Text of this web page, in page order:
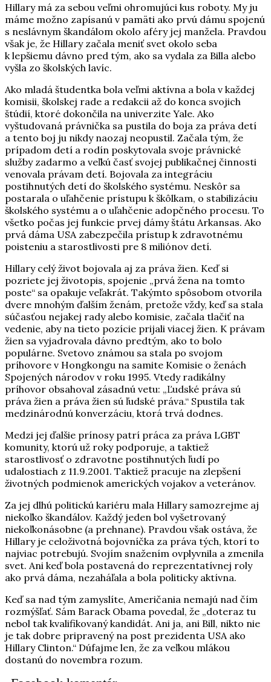
Hillary má za sebou veľmi ohromujúci kus roboty. My ju
máme možno zapísanú v pamäti ako prvú dámu spojenú
s neslávnym škandálom okolo aféry jej manžela. Pravdou
však je, že Hillary začala meniť svet okolo seba
k lepšiemu dávno pred tým, ako sa vydala za Billa alebo
vyšla zo školských lavíc.
Ako mladá študentka bola veľmi aktívna a bola v každej
komisii, školskej rade a redakcii až do konca svojich
štúdií, ktoré dokončila na univerzite Yale. Ako
vyštudovaná právnička sa pustila do boja za práva detí
a tento boj ju nikdy naozaj neopustil. Začala tým, že
prípadom detí a rodín poskytovala svoje právnické
služby zadarmo a veľkú časť svojej publikačnej činnosti
venovala právam detí. Bojovala za integráciu
postihnutých detí do školského systému. Neskôr sa
postarala o uľahčenie prístupu k škôlkam, o stabilizáciu
školského systému a o uľahčenie adopčného procesu. To
všetko počas jej funkcie prvej dámy štátu Arkansas. Ako
prvá dáma USA zabezpečila prístup k zdravotnému
poisteniu a starostlivosti pre 8 miliónov detí.
Hillary celý život bojovala aj za práva žien. Keď si
pozriete jej životopis, spojenie „prvá žena na tomto
poste“ sa opakuje veľakrát. Takýmto spôsobom otvorila
dvere mnohým ďalším ženám, pretože vždy, keď sa stala
súčasťou nejakej rady alebo komisie, začala tlačiť na
vedenie, aby na tieto pozície prijali viacej žien. K právam
žien sa vyjadrovala dávno predtým, ako to bolo
populárne. Svetovo známou sa stala po svojom
príhovore v Hongkongu na samite Komisie o ženách
Spojených národov v roku 1995. Vtedy radikálny
príhovor obsahoval zásadnú vetu: „Ľudské práva sú
práva žien a práva žien sú ľudské práva.“ Spustila tak
medzinárodnú konverzáciu, ktorá trvá dodnes.
Medzi jej ďalšie prínosy patrí práca za práva LGBT
komunity, ktorú už roky podporuje, a taktiež
starostlivosť o zdravotne postihnutých ľudí po
udalostiach z 11.9.2001. Taktiež pracuje na zlepšení
životných podmienok amerických vojakov a veteránov.
Za jej dlhú politickú kariéru mala Hillary samozrejme aj
niekoľko škandálov. Každý jeden bol vyšetrovaný
niekoľkonásobne (a prehnane). Pravdou však ostáva, že
Hillary je celoživotná bojovníčka za práva tých, ktorí to
najviac potrebujú. Svojím snažením ovplyvnila a zmenila
svet. Ani keď bola postavená do reprezentatívnej roly
ako prvá dáma, nezaháľala a bola politicky aktívna.
Keď sa nad tým zamyslíte, Američania nemajú nad čím
rozmýšľať. Sám Barack Obama povedal, že „doteraz tu
nebol tak kvalifikovaný kandidát. Ani ja, ani Bill, nikto nie
je tak dobre pripravený na post prezidenta USA ako
Hillary Clinton.“ Dúfajme len, že za veľkou mlákou
dostanú do novembra rozum.